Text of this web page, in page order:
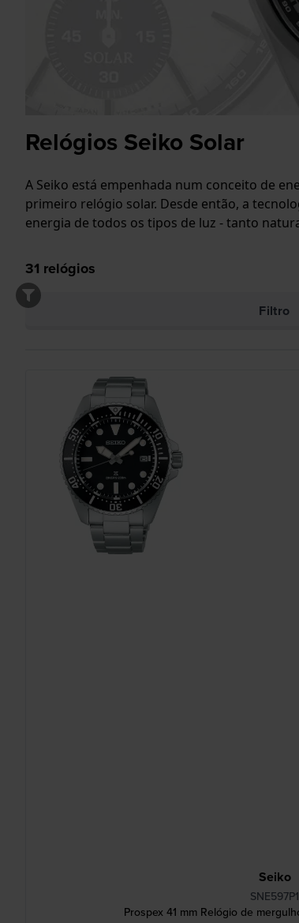
Relógios Seiko Solar
A Seiko está empenhada num conceito de
primeiro relógio solar. Desde então, a
energia de todos os tipos de luz - tanto
31 relógios
Filtro
Seiko
SNE597P1
Prospex 41 mm Relógio de